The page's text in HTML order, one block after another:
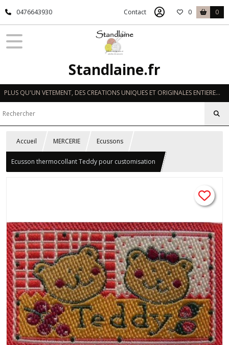
0476643930 Contact 0 0
Standlaine.fr
PLUS QU'UN VETEMENT, DES CREATIONS UNIQUES ET ORIGINALES ENTIEREMENT REALISEES A LA MAIN EN FRANCE
Accueil MERCERIE Ecussons
Ecusson thermocollant Teddy pour customisation